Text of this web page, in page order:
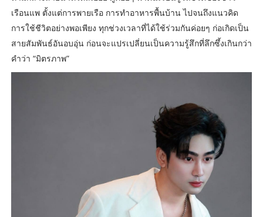
เรือนแพ ตั้งแต่การพายเรือ การทำอาหารพื้นบ้าน ไปจนถึงแนวคิด
การใช้ชีวิตอย่างพอเพียง ทุกช่วงเวลาที่ได้ใช้ร่วมกันค่อยๆ ก่อเกิดเป็น
สายสัมพันธ์อันอบอุ่น ก่อนจะแปรเปลี่ยนเป็นความรู้สึกที่ลึกซึ้งเกินกว่า
คำว่า “มิตรภาพ”